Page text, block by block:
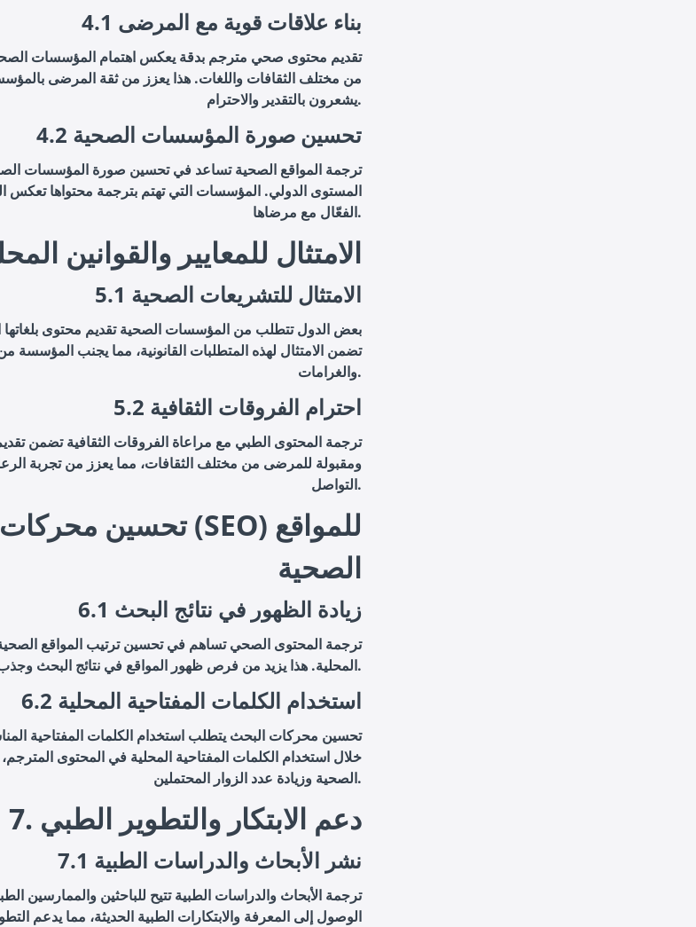
4.1 بناء علاقات قوية مع المرضى
تقديم محتوى صحي مترجم بدقة يعكس اهتمام المؤسسات
من مختلف الثقافات واللغات. هذا يعزز من ثقة المرضى
يشعرون بالتقدير والاحترام.
4.2 تحسين صورة المؤسسات الصحية
ترجمة المواقع الصحية تساعد في تحسين صورة المؤسسات
المستوى الدولي. المؤسسات التي تهتم بترجمة محتواها تعكس
الفعّال مع مرضاها.
5. الامتثال للمعايير والقوانين
5.1 الامتثال للتشريعات الصحية
بعض الدول تتطلب من المؤسسات الصحية تقديم محتوى بلغاتها
تضمن الامتثال لهذه المتطلبات القانونية، مما يجنب المؤسسة
والغرامات.
5.2 احترام الفروقات الثقافية
ترجمة المحتوى الطبي مع مراعاة الفروقات الثقافية تضمن
ومقبولة للمرضى من مختلف الثقافات، مما يعزز من تجربة
التواصل.
الصحية
6.1 زيادة الظهور في نتائج البحث
ترجمة المحتوى الصحي تساهم في تحسين ترتيب المواقع
المحلية. هذا يزيد من فرص ظهور المواقع في نتائج البحث وجذب المزيد من الزوار.
6.2 استخدام الكلمات المفتاحية المحلية
تحسين محركات البحث يتطلب استخدام الكلمات المفتاحية
خلال استخدام الكلمات المفتاحية المحلية في المحتوى
الصحية وزيادة عدد الزوار المحتملين.
7. دعم الابتكار والتطوير الطبي
7.1 نشر الأبحاث والدراسات الطبية
ترجمة الأبحاث والدراسات الطبية تتيح للباحثين والممارسين
الوصول إلى المعرفة والابتكارات الطبية الحديثة، مما يدعم